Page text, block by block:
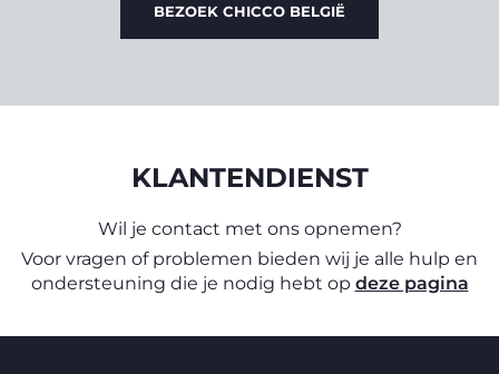
BEZOEK CHICCO BELGIË
KLANTENDIENST
Wil je contact met ons opnemen?
Voor vragen of problemen bieden wij je alle hulp en
ondersteuning die je nodig hebt op deze pagina